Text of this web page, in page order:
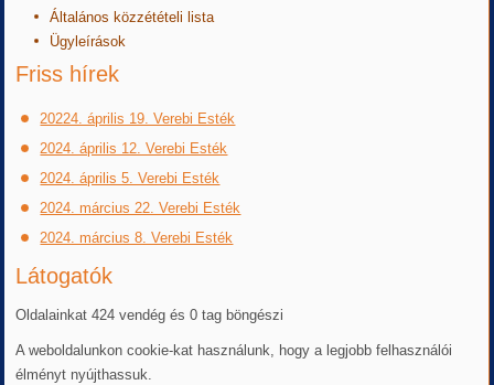
Általános közzétételi lista
Ügyleírások
Friss hírek
20224. április 19. Verebi Esték
2024. április 12. Verebi Esték
2024. április 5. Verebi Esték
2024. március 22. Verebi Esték
2024. március 8. Verebi Esték
Látogatók
Oldalainkat 424 vendég és 0 tag böngészi
A weboldalunkon cookie-kat használunk, hogy a legjobb felhasználói
élményt nyújthassuk.